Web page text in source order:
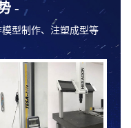
-
型制作、注塑成型等